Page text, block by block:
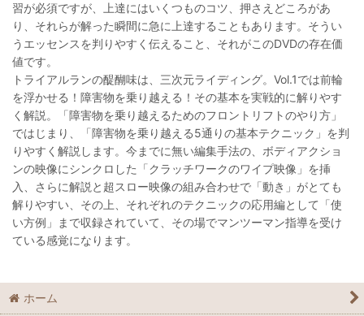
習が必須ですが、上達にはいくつものコツ、押さえどころがあ
り、それらが解った瞬間に急に上達することもあります。そうい
うエッセンスを判りやすく伝えること、それがこのDVDの存在価
値です。
トライアルランの醍醐味は、三次元ライディング。Vol.1では前輪
を浮かせる！障害物を乗り越える！その基本を実戦的に解りやす
く解説。「障害物を乗り越えるためのフロントリフトのやり方」
ではじまり、「障害物を乗り越える5通りの基本テクニック」を判
りやすく解説します。今までに無い編集手法の、ボディアクショ
ンの映像にシンクロした「クラッチワークのワイプ映像」を挿
入、さらに解説と超スロー映像の組み合わせで「動き」がとても
解りやすい、その上、それぞれのテクニックの応用編として「使
い方例」まで収録されていて、その場でマンツーマン指導を受け
ている感覚になります。
ホーム